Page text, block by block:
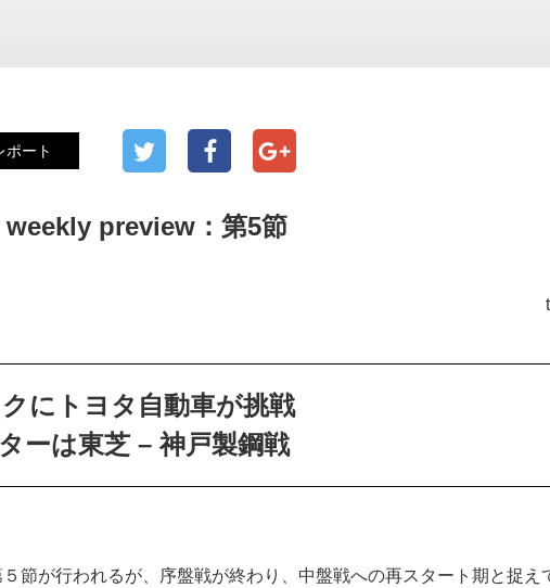
ポート
weekly preview：第5節
にトヨタ自動車が挑戦
ーは東芝 – 神戸製鋼戦
節が行われるが、序盤戦が終わり、中盤戦への再スタート期と捉え